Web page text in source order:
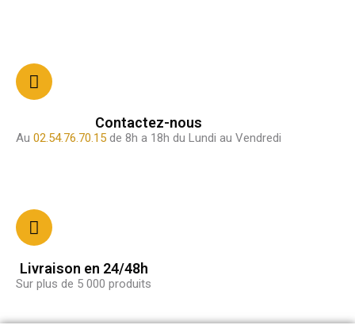
Contactez-nous
Au 02.54.76.70.15 de 8h a 18h du Lundi au Vendredi
Livraison en 24/48h
Sur plus de 5 000 produits